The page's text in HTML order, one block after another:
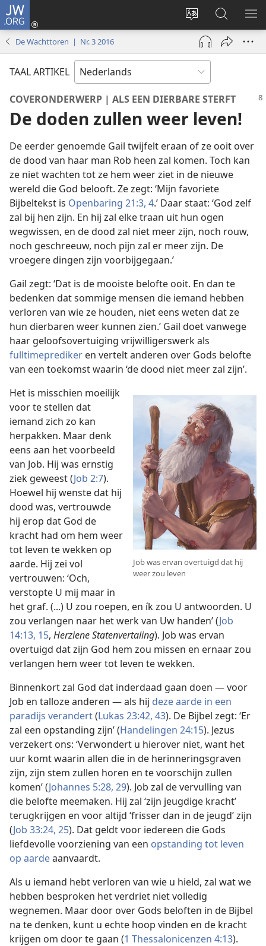
JW.ORG
Taal
site
wijzigen
Inloggen
(opent
nieuw
venster)
Zoeken
op
JW.ORG
De Wachttoren | Nr. 3 2016
TAAL ARTIKEL
COVERONDERWERP | ALS EEN DIERBARE STERFT
De doden zullen weer leven!
De eerder genoemde Gail twijfelt eraan of ze ooit over
de dood van haar man Rob heen zal komen. Toch kan
ze niet wachten tot ze hem weer ziet in de nieuwe
wereld die God belooft. Ze zegt: ‘Mijn favoriete
Bijbeltekst is Openbaring 21:3, 4.’ Daar staat: ‘God zelf
zal bij hen zijn. En hij zal elke traan uit hun ogen
wegwissen, en de dood zal niet meer zijn, noch rouw,
noch geschreeuw, noch pijn zal er meer zijn. De
vroegere dingen zijn voorbijgegaan.’
Gail zegt: ‘Dat is de mooiste belofte ooit. En dan te
bedenken dat sommige mensen die iemand hebben
verloren van wie ze houden, niet eens weten dat ze
hun dierbaren weer kunnen zien.’ Gail doet vanwege
haar geloofsovertuiging vrijwilligerswerk als
fulltimeprediker en vertelt anderen over Gods belofte
van een toekomst waarin ‘de dood niet meer zal zijn’.
Job was ervan overtuigd dat hij
weer zou leven
Het is misschien moeilijk
voor te stellen dat
iemand zich zo kan
herpakken. Maar denk
eens aan het voorbeeld
van Job. Hij was ernstig
ziek geweest (Job 2:7).
Hoewel hij wenste dat hij
dood was, vertrouwde
hij erop dat God de
kracht had om hem weer
tot leven te wekken op
aarde. Hij zei vol
vertrouwen: ‘Och,
verstopte U mij maar in
het graf. (...) U zou roepen, en ík zou U antwoorden. U
zou verlangen naar het werk van Uw handen’ (Job
14:13, 15, Herziene Statenvertaling). Job was ervan
overtuigd dat zijn God hem zou missen en ernaar zou
verlangen hem weer tot leven te wekken.
Binnenkort zal God dat inderdaad gaan doen — voor
Job en talloze anderen — als hij deze aarde in een
paradijs verandert(Lukas 23:42, 43). De Bijbel zegt: ‘Er
zal een opstanding zijn’ (Handelingen 24:15). Jezus
verzekert ons: ‘Verwondert u hierover niet, want het
uur komt waarin allen die in de herinneringsgraven
zijn, zijn stem zullen horen en te voorschijn zullen
komen’ (Johannes 5:28, 29). Job zal de vervulling van
die belofte meemaken. Hij zal ‘zijn jeugdige kracht’
terugkrijgen en voor altijd ‘frisser dan in de jeugd’ zijn
(Job 33:24, 25). Dat geldt voor iedereen die Gods
liefdevolle voorziening van een opstanding tot leven
op aardeaanvaardt.
Als u iemand hebt verloren van wie u hield, zal wat we
hebben besproken het verdriet niet volledig
wegnemen. Maar door over Gods beloften in de Bijbel
na te denken, kunt u echte hoop vinden en de kracht
krijgen om door te gaan (1 Thessalonicenzen 4:13).